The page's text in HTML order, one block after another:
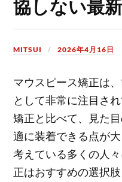
協しない最
MITSUI 2026年4月16日
マウスピース矯正は
として非常に注目さ
矯正と比べて、見た
適に装着できる点が
考えている多くの人
正はおすすめの選択